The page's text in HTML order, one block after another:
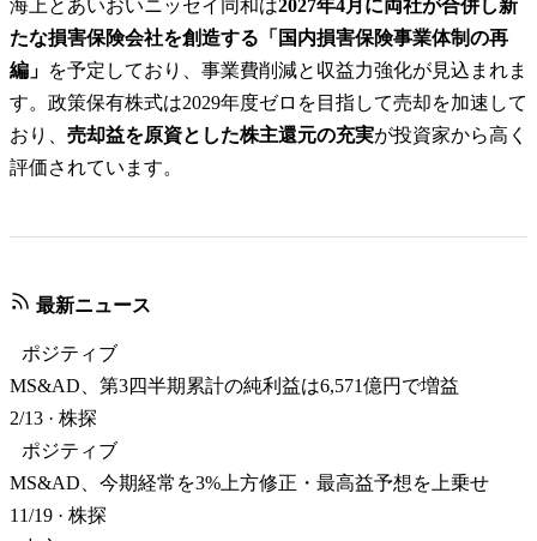
海上とあいおいニッセイ同和は2027年4月に両社が合併し新
たな損害保険会社を創造する「国内損害保険事業体制の再
編」 を予定しており、事業費削減と収益力強化が見込まれま
す。政策保有株式は2029年度ゼロを目指して売却を加速して
おり、 売却益を原資とした株主還元の充実が投資家から高く
評価されています。
最新ニュース
ポジティブ
MS&AD、第3四半期累計の純利益は6,571億円で増益
2/13 · 株探
ポジティブ
MS&AD、今期経常を3%上方修正・最高益予想を上乗せ
11/19 · 株探